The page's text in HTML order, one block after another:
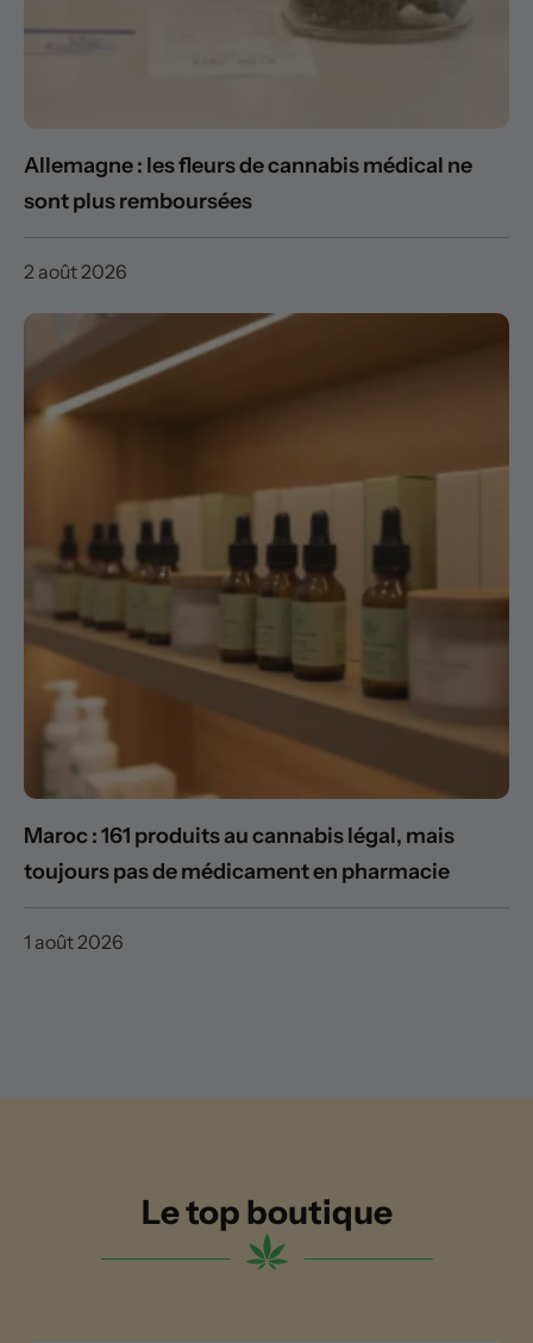
Allemagne : les fleurs de cannabis médical ne
sont plus remboursées
2 août 2026
Maroc : 161 produits au cannabis légal, mais
toujours pas de médicament en pharmacie
1 août 2026
Le top boutique